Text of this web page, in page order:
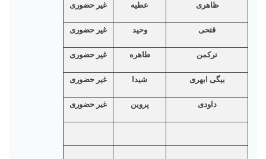
ظاهری عطیه غیر حضوری
قتحی وحید غیر حضوری
ترکمن طاهره غیر حضوری
بیگی ابهری شیدا غیر حضوری
داودی پروین غیر حضوری